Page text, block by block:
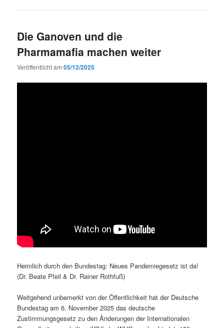
Die Ganoven und die
Pharmamafia machen weiter
Veröffentlicht am05/12/2025
Heimlich durch den Bundestag: Neues Pandemiegesetz ist da!
(Dr. Beate Pfeil & Dr. Rainer Rothfuß)
Weitgehend unbemerkt von der Öffentlichkeit hat der Deutsche
Bundestag am 6. November 2025 das deutsche
Zustimmungsgesetz zu den Änderungen der Internationalen